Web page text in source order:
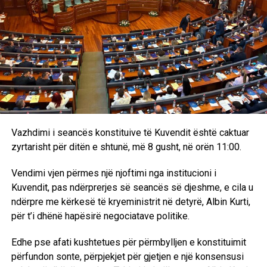
Një rast i tillë i pengimit të dasmorëve ndodhi edhe më 30
korrik, kur dasmorët e Musa J.Beranit, në udhëkryqin e
Komoranit u mbajtën më shumë se një orë e gjysmë.
Ditë më parë, policia për herë të pestë ishin në shtëpinë e
Lirie M.Shalës, nënë e katër fëmijëve, e cila që katër vite
gjindet në Zvicër. Preteksti nuk dihet. Para dy muajve të
njejtit policë, patën kërkuar edhe djalin e saj, Fadilin (21).
Skënderaj:– Më 3 gusht, në fshatin Makërmal të
Skënderajt, me pretekst të kërkimit të armëve, policia
kërkoi Halil, Muhamet dhe Ismet Gjinofcin. Policët pyetën
edhe për Halim Goxhulin, tashmë më të ndjerë.
Në Vraniq të Dushkajës forcat serbe vranë dy
Vazhdimi i seancës konstituive të Kuvendit është caktuar
zyrtarisht për ditën e shtunë, më 8 gusht, në orën 11:00.
Vendimi vjen përmes një njoftimi nga institucioni i
Kuvendit, pas ndërprerjes së seancës së djeshme, e cila u
ndërpre me kërkesë të kryeministrit në detyrë, Albin Kurti,
për t’i dhënë hapësirë negociatave politike.
Edhe pse afati kushtetues për përmbylljen e konstituimit
përfundon sonte, përpjekjet për gjetjen e një konsensusi